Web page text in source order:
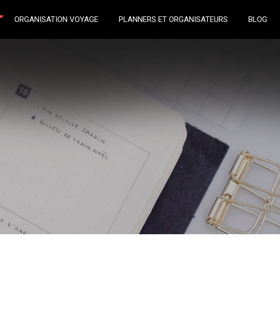
ORGANISATION VOYAGE PLANNERS ET ORGANISATEURS BLOG